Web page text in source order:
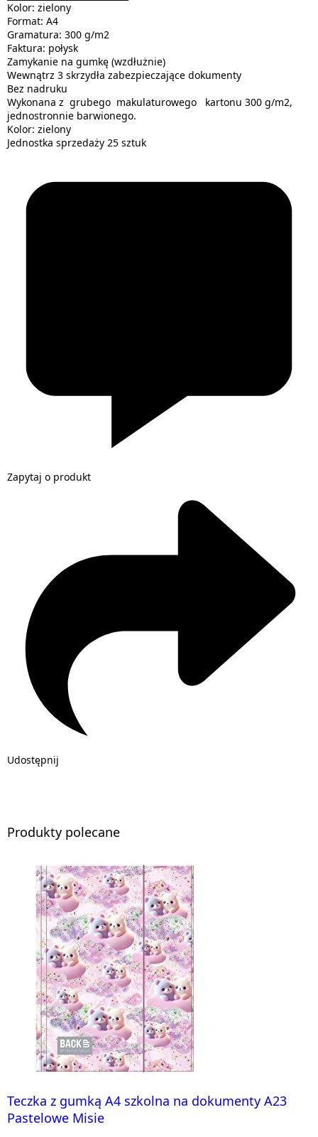
Kolor: zielony
Format: A4
Gramatura: 300 g/m2
Faktura: połysk
Zamykanie na gumkę (wzdłużnie)
Wewnątrz 3 skrzydła zabezpieczające dokumenty
Bez nadruku
Wykonana z grubego makulaturowego kartonu 300 g/m2,
jednostronnie barwionego.
Kolor: zielony
Jednostka sprzedaży 25 sztuk
Zapytaj o produkt
Udostępnij
Produkty polecane
Teczka z gumką A4 szkolna na dokumenty A23
Pastelowe Misie